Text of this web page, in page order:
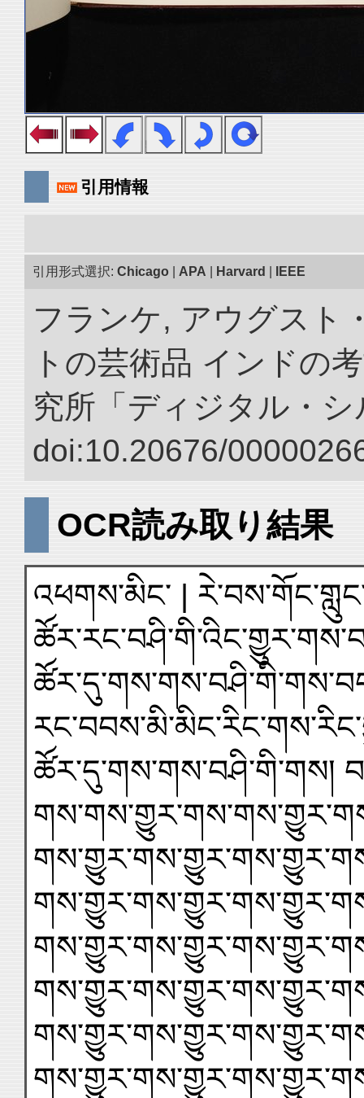
引用情報
引用形式選択: Chicago APA Harvard IEEE
フランケ, アウグスト
トの芸術品 インドの
究所「ディジタル・
doi:10.20676/
OCR読み取り結果
འཕགས་མིང་ |
ཚོར་དུ་གས་གས་བཤི་གི་གས།